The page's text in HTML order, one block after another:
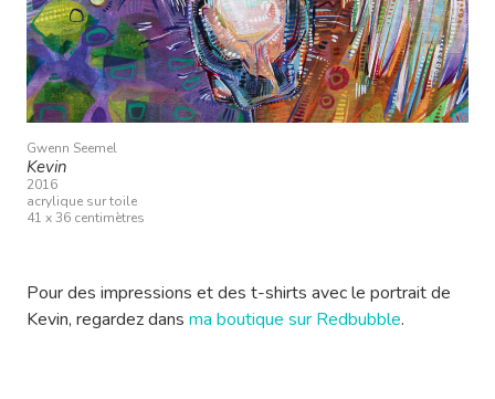
Gwenn Seemel
Kevin
2016
acrylique sur toile
41 x 36 centimètres
Pour des impressions et des t-shirts avec le portrait de
Kevin, regardez dans ma boutique sur Redbubble.